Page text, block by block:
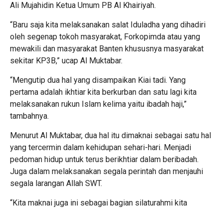
Ali Mujahidin Ketua Umum PB Al Khairiyah.
“Baru saja kita melaksanakan salat Iduladha yang dihadiri
oleh segenap tokoh masyarakat, Forkopimda atau yang
mewakili dan masyarakat Banten khususnya masyarakat
sekitar KP3B,” ucap Al Muktabar.
“Mengutip dua hal yang disampaikan Kiai tadi. Yang
pertama adalah ikhtiar kita berkurban dan satu lagi kita
melaksanakan rukun Islam kelima yaitu ibadah haji,”
tambahnya.
Menurut Al Muktabar, dua hal itu dimaknai sebagai satu hal
yang tercermin dalam kehidupan sehari-hari. Menjadi
pedoman hidup untuk terus berikhtiar dalam beribadah.
Juga dalam melaksanakan segala perintah dan menjauhi
segala larangan Allah SWT.
“Kita maknai juga ini sebagai bagian silaturahmi kita